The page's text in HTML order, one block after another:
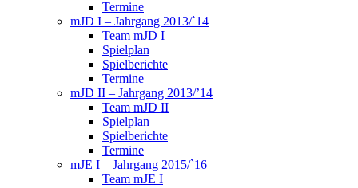
Termine
mJD I – Jahrgang 2013/`14
Team mJD I
Spielplan
Spielberichte
Termine
mJD II – Jahrgang 2013/’14
Team mJD II
Spielplan
Spielberichte
Termine
mJE I – Jahrgang 2015/`16
Team mJE I